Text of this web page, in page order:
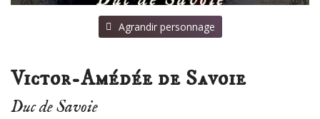
⠀Agrandir personnage
Victor-Amédée de Savoie
Duc de Savoie